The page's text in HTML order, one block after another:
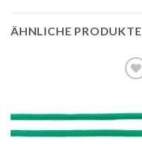
ÄHNLICHE PRODUKTE